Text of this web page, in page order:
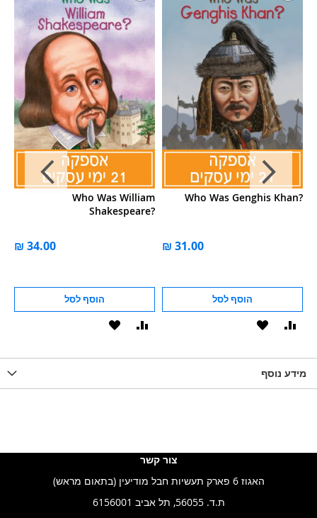
Who Was William
Shakespeare?
הוסף לסל
הוסף
Who Was Genghis Khan?
הוסף לסל
הוסף
מידע נוסף
צור קשר
האגוז 6 פארק תעשיות חבל מודיעין (בתאום מראש)
ת.ד. 56055, תל אביב 6156001